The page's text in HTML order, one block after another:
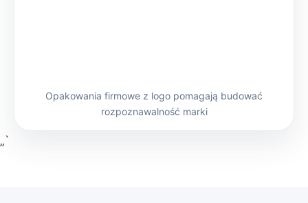
Opakowania firmowe z logo pomagają budować
rozpoznawalność marki
„`